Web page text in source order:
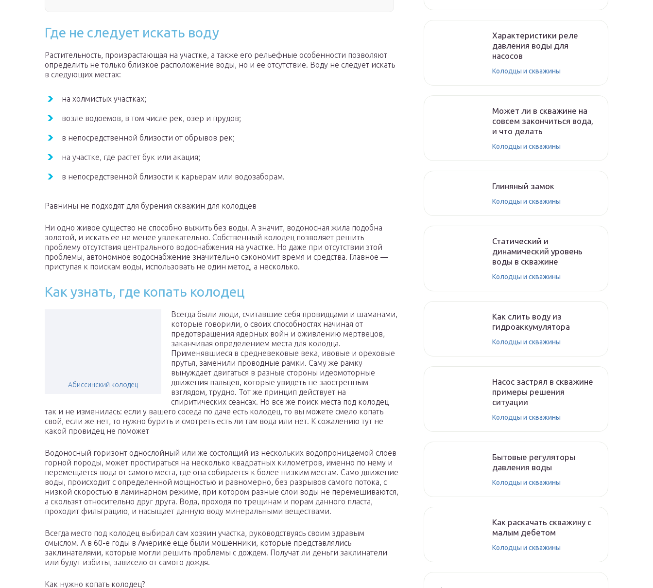
Где не следует искать воду
Растительность, произрастающая на участке, а также его рельефные особенности позволяют
определить не только близкое расположение воды, но и ее отсутствие. Воду не следует искать
в следующих местах:
на холмистых участках;
возле водоемов, в том числе рек, озер и прудов;
в непосредственной близости от обрывов рек;
на участке, где растет бук или акация;
в непосредственной близости к карьерам или водозаборам.
Равнины не подходят для бурения скважин для колодцев
Ни одно живое существо не способно выжить без воды. А значит, водоносная жила подобна
золотой, и искать ее не менее увлекательно. Собственный колодец позволяет решить
проблему отсутствия центрального водоснабжения на участке. Но даже при отсутствии этой
проблемы, автономное водоснабжение значительно сэкономит время и средства. Главное —
приступая к поискам воды, использовать не один метод, а несколько.
Как узнать, где копать колодец
Абиссинский колодец
Всегда были люди, считавшие себя провидцами и шаманами,
которые говорили, о своих способностях начиная от
предотвращения ядерных войн и оживлению мертвецов,
заканчивая определением места для колодца.
Применявшиеся в средневековые века, ивовые и ореховые
прутья, заменили проводные рамки. Саму же рамку
вынуждает двигаться в разные стороны идеомоторные
движения пальцев, которые увидеть не заостренным
взглядом, трудно. Тот же принцип действует на
спиритических сеансах. Но все же поиск места под колодец
так и не изменилась: если у вашего соседа по даче есть колодец, то вы можете смело копать
свой, если же нет, то нужно бурить и смотреть есть ли там вода или нет. К сожалению тут не
какой провидец не поможет
Водоносный горизонт однослойный или же состоящий из нескольких водопроницаемой слоев
горной породы, может простираться на несколько квадратных километров, именно по нему и
перемещается вода от самого места, где она собирается к более низким местам. Само движение
воды, происходит с определенной мощностью и равномерно, без разрывов самого потока, с
низкой скоростью в ламинарном режиме, при котором разные слои воды не перемешиваются,
а скользят относительно друг друга. Вода, проходя по трещинам и порам данного пласта,
проходит фильтрацию, и насыщает данную воду минеральными веществами.
Всегда место под колодец выбирал сам хозяин участка, руководствуясь своим здравым
смыслом. А в 60-е годы в Америке еще были мошенники, которые представлялись
заклинателями, которые могли решить проблемы с дождем. Получат ли деньги заклинатели
или будут избиты, зависело от самого дождя.
Как нужно копать колодец?
Характеристики реле
давления воды для
насосов
Колодцы и скважины
Может ли в скважине на
совсем закончиться вода,
и что делать
Колодцы и скважины
Глиняный замок
Колодцы и скважины
Статический и
динамический уровень
воды в скважине
Колодцы и скважины
Как слить воду из
гидроаккумулятора
Колодцы и скважины
Насос застрял в скважине
примеры решения
ситуации
Колодцы и скважины
Бытовые регуляторы
давления воды
Колодцы и скважины
Как раскачать скважину с
малым дебетом
Колодцы и скважины